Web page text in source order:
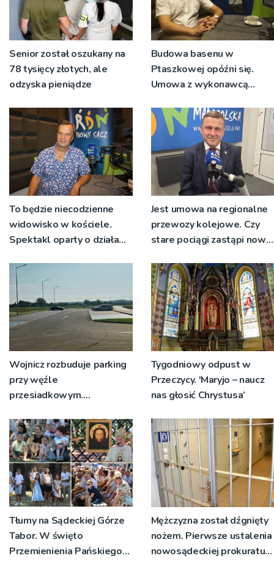
Senior został oszukany na
78 tysięcy złotych, ale
odzyska pieniądze
Budowa basenu w
Ptaszkowej opóźni się.
Umowa z wykonawcą
nie zostanie podpisana
To będzie niecodzienne
widowisko w kościele.
Spektakl oparty o działa
Jest umowa na regionalne
przewozy kolejowe. Czy
stare pociągi zastąpi nowy
Wojnicz rozbuduje parking
przy węźle
przesiadkowym.
miejsc
Tygodniowy odpust w
Przeczycy. 'Maryjo – naucz
nas głosić Chrystusa’
Tłumy na Sądeckiej Górze
Tabor. W święto
Przemienienia Pańskiego
Mężczyzna został dźgnięty
nożem. Pierwsze ustalenia
nowosądeckiej prokuratury